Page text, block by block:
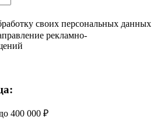
своих персональных данных
рекламно-
400 000 ₽